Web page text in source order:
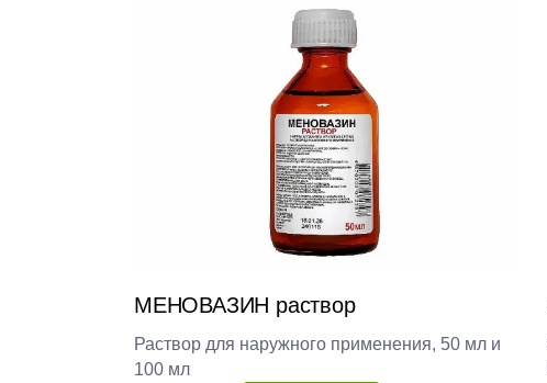
МЕНОВАЗИН раствор
Раствор для наружного применения, 50 мл и
100 мл